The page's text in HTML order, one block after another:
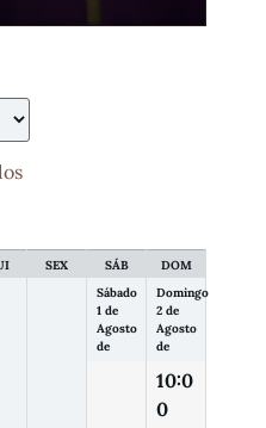
SEX SÁB
DOM
Sábado
1 de
Agosto
de
Domingo
2 de
Agosto
de
10:0
0